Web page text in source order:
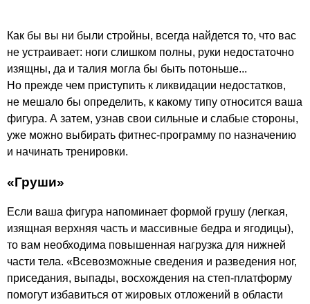
Как бы вы ни были стройны, всегда найдется то, что вас
не устраивает: ноги слишком полны, руки недостаточно
изящны, да и талия могла бы быть потоньше...
Но прежде чем приступить к ликвидации недостатков,
не мешало бы определить, к какому типу относится ваша
фигура. А затем, узнав свои сильные и слабые стороны,
уже можно выбирать фитнес-программу по назначению
и начинать тренировки.
«Груши»
Если ваша фигура напоминает формой грушу (легкая,
изящная верхняя часть и массивные бедра и ягодицы),
то вам необходима повышенная нагрузка для нижней
части тела. «Всевозможные сведения и разведения ног,
приседания, выпады, восхождения на степ-платформу
помогут избавиться от жировых отложений в области